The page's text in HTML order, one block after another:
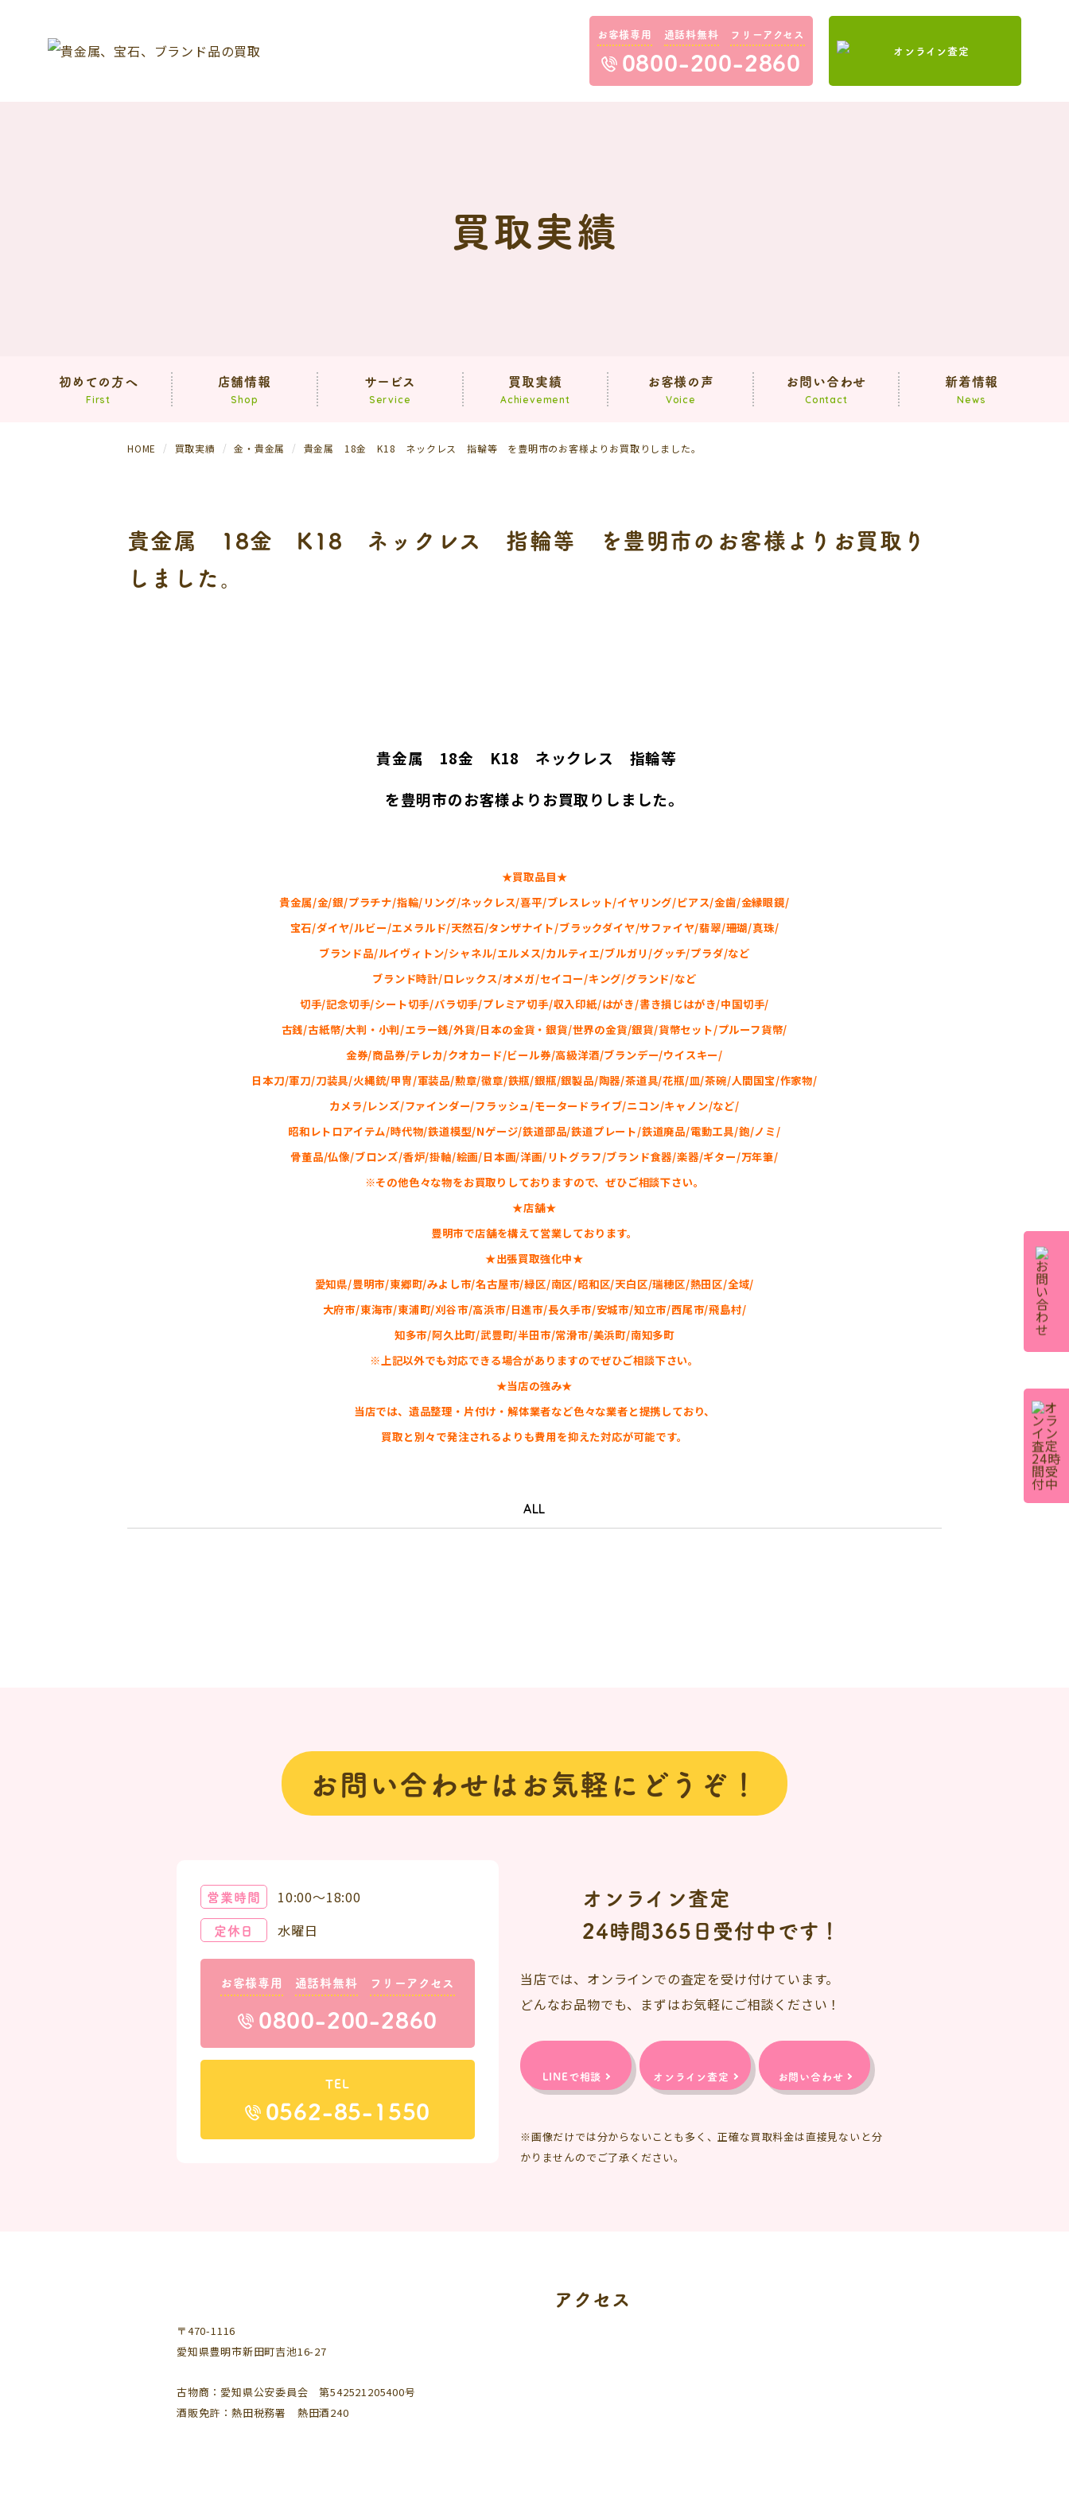
お客様専用 通話料無料 フリーアクセス
0800-200-2860
買取実績
初めての方へ
First
よくあるご質問
店舗情報
Shop
サービス
Service
買取
買取実績
Achievement
お客様の声
Voice
お問い合わせ
Contact
新着情報
News
HOME 買取実績 金・貴金属 貴金属 18金 K18 ネックレス 指輪等 を豊明市のお客様よりお買取りしました。
貴金属 18金 K18 ネックレス 指輪等 を豊明市のお客様よりお買取り
しました。
貴金属 18金 K18 ネックレス 指輪等
を豊明市のお客様よりお買取りしました。
★買取品目★
貴金属/金/銀/プラチナ/指輪/リング/ネックレス/喜平/ブレスレット/イヤリング/ピアス/金歯/金縁眼鏡/
宝石/ダイヤ/ルビー/エメラルド/天然石/タンザナイト/ブラックダイヤ/サファイヤ/翡翠/珊瑚/真珠/
ブランド品/ルイヴィトン/シャネル/エルメス/カルティエ/ブルガリ/グッチ/プラダ/など
ブランド時計/ロレックス/オメガ/セイコー/キング/グランド/など
切手/記念切手/シート切手/バラ切手/プレミア切手/収入印紙/はがき/書き損じはがき/中国切手/
古銭/古紙幣/大判・小判/エラー銭/外貨/日本の金貨・銀貨/世界の金貨/銀貨/貨幣セット/プルーフ貨幣/
金券/商品券/テレカ/クオカード/ビール券/高級洋酒/ブランデー/ウイスキー/
日本刀/軍刀/刀装具/火縄銃/甲冑/軍装品/勲章/徽章/鉄瓶/銀瓶/銀製品/陶器/茶道具/花瓶/皿/茶碗/人間国宝/作家物/
カメラ/レンズ/ファインダー/フラッシュ/モータードライブ/ニコン/キャノン/など/
昭和レトロアイテム/時代物/鉄道模型/Nゲージ/鉄道部品/鉄道プレート/鉄道廃品/電動工具/鉋/ノミ/
骨董品/仏像/ブロンズ/香炉/掛軸/絵画/日本画/洋画/リトグラフ/ブランド食器/楽器/ギター/万年筆/
※その他色々な物をお買取りしておりますので、ぜひご相談下さい。
★店舗★
豊明市で店舗を構えて営業しております。
★出張買取強化中★
愛知県/豊明市/東郷町/みよし市/名古屋市/緑区/南区/昭和区/天白区/瑞穂区/熱田区/全域/
大府市/東海市/東浦町/刈谷市/高浜市/日進市/長久手市/安城市/知立市/西尾市/飛島村/
知多市/阿久比町/武豊町/半田市/常滑市/美浜町/南知多町
※上記以外でも対応できる場合がありますのでぜひご相談下さい。
★当店の強み★
当店では、遺品整理・片付け・解体業者など色々な業者と提携しており、
買取と別々で発注されるよりも費用を抑えた対応が可能です。
ALL
お問い合わせはお気軽にどうぞ！
営業時間
10:00～18:00
定休日
水曜日
お客様専用 通話料無料 フリーアクセス
0800-200-2860
TEL
0562-85-1550
オンライン査定
24時間365日受付中です！
当店では、オンラインでの査定を受け付けています。
どんなお品物でも、まずはお気軽にご相談ください！
LINEで相談 オンライン査定 お問い合わせ
※画像だけでは分からないことも多く、正確な買取料金は直接見ないと分
かりませんのでご了承ください。
〒470-1116
愛知県豊明市新田町吉池16-27
古物商：愛知県公安委員会 第542521205400号
酒販免許：熱田税務署 熱田酒240
アクセス